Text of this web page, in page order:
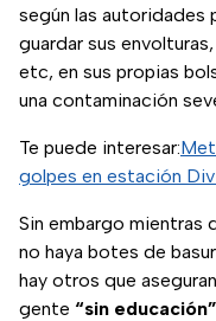
según las autoridades
guardar sus envolturas,
etc, en sus propias
una contaminación
Te puede interesar:
golpes en estación
Sin embargo mientras
no haya botes de
hay otros que
gente “sin educación”